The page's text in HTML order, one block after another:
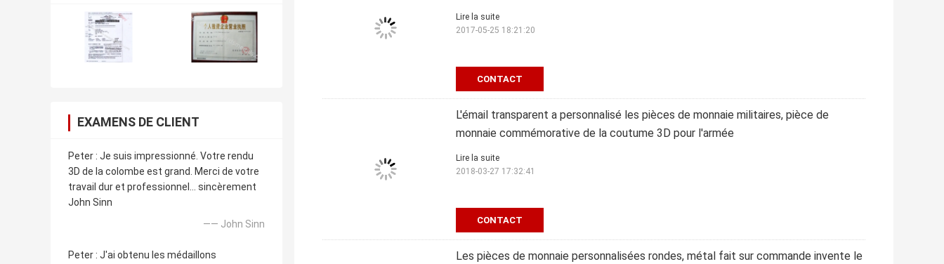
EXAMENS DE CLIENT
Peter : Je suis impressionné. Votre rendu
3D de la colombe est grand. Merci de votre
travail dur et professionnel… sincèrement
John Sinn
—— John Sinn
Peter : J'ai obtenu les médaillons
CONTACT
Lire la suite
2017-05-25 18:21:20
L'émail transparent a personnalisé les pièces de monnaie militaires, pièce de
monnaie commémorative de la coutume 3D pour l'armée
CONTACT
Lire la suite
2018-03-27 17:32:41
Les pièces de monnaie personnalisées rondes, métal fait sur commande invente le